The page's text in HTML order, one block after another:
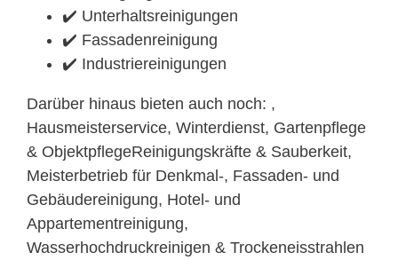
✔️ Unterhaltsreinigungen
✔️ Fassadenreinigung
✔️ Industriereinigungen
Darüber hinaus bieten auch noch: ,
Hausmeisterservice, Winterdienst, Gartenpflege
& ObjektpflegeReinigungskräfte & Sauberkeit,
Meisterbetrieb für Denkmal-, Fassaden- und
Gebäudereinigung, Hotel- und
Appartementreinigung,
Wasserhochdruckreinigen & Trockeneisstrahlen